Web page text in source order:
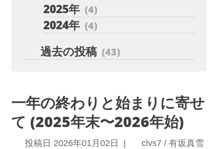
2025年 (4)
2024年 (4)
過去の投稿 (43)
一年の終わりと始まりに寄せ
て (2025年末〜2026年始)
投稿日 2026年01月02日 | clvs7 / 有坂真雪